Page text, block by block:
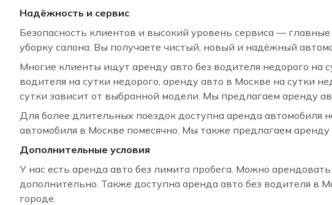
Надёжность и сервис
Безопасность клиентов и высокий уровень сервиса —
уборку салона. Вы получаете чистый, новый и надёжный
Многие клиенты ищут аренду авто без водителя недорого на
водителя на сутки недорого, аренду авто в Москве на сутки
сутки зависит от выбранной модели. Мы предлагаем аренду
Для более длительных поездок доступна аренда автомобиля
автомобиля в Москве помесячно. Мы также предлагаем
Дополнительные условия
У нас есть аренда авто без лимита пробега. Можно
дополнительно. Также доступна аренда авто без водителя в
городе.